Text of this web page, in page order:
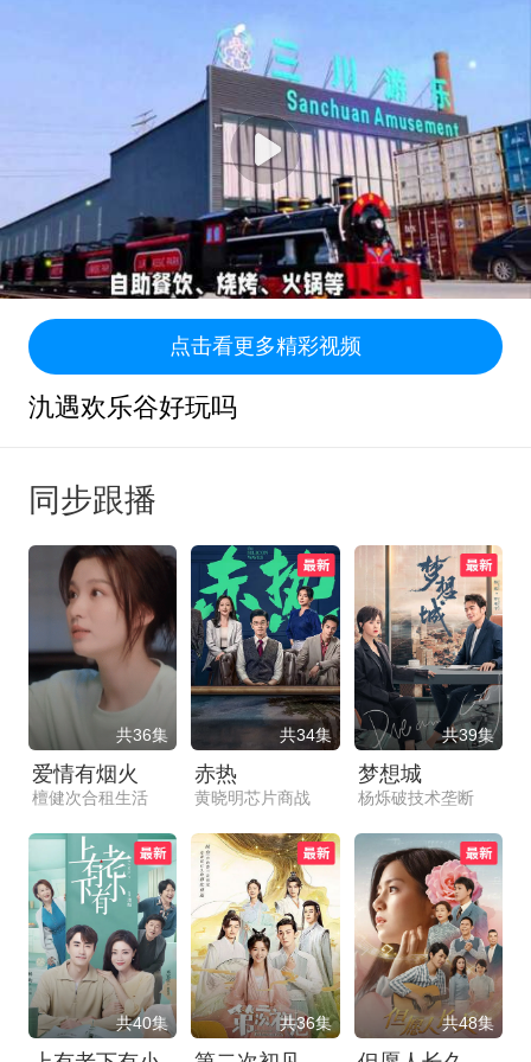
点击看更多精彩视频
氿遇欢乐谷好玩吗
同步跟播
共36集
爱情有烟火
檀健次合租生活
共34集
赤热
黄晓明芯片商战
共39集
梦想城
杨烁破技术垄断
共40集 共36集 共48集